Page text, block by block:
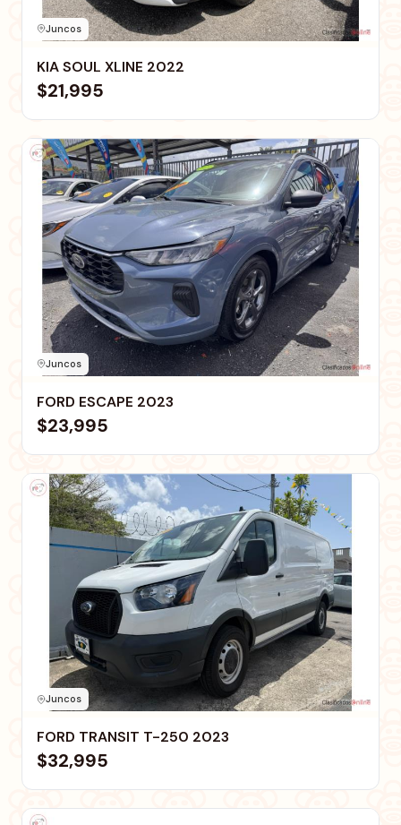
Juncos
KIA SOUL XLINE 2022
$21,995
Juncos
FORD ESCAPE 2023
$23,995
Juncos
FORD TRANSIT T-250 2023
$32,995